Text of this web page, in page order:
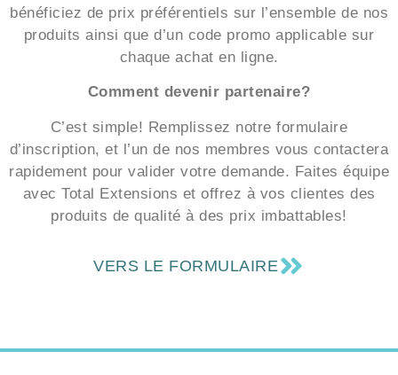
bénéficiez de prix préférentiels sur l’ensemble de nos
produits ainsi que d’un code promo applicable sur
chaque achat en ligne.
Comment devenir partenaire?
C’est simple! Remplissez notre formulaire
d’inscription, et l’un de nos membres vous contactera
rapidement pour valider votre demande. Faites équipe
avec Total Extensions et offrez à vos clientes des
produits de qualité à des prix imbattables!
VERS LE FORMULAIRE